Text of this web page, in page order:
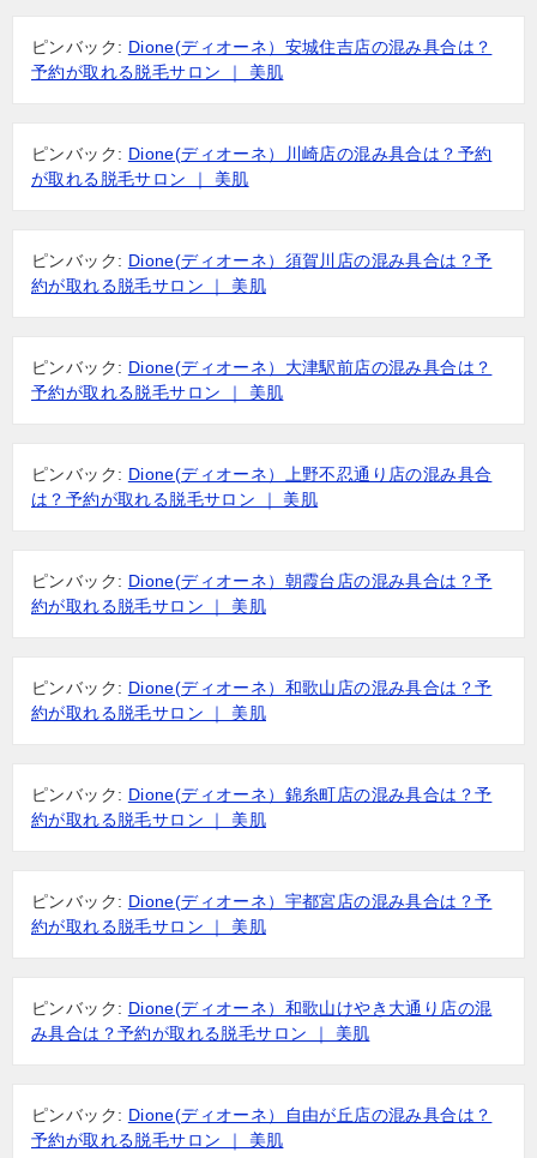
ピンバック: Dione(ディオーネ）安城住吉店の混み具合は？
予約が取れる脱毛サロン ｜ 美肌
ピンバック: Dione(ディオーネ）川崎店の混み具合は？予約
が取れる脱毛サロン ｜ 美肌
ピンバック: Dione(ディオーネ）須賀川店の混み具合は？予
約が取れる脱毛サロン ｜ 美肌
ピンバック: Dione(ディオーネ）大津駅前店の混み具合は？
予約が取れる脱毛サロン ｜ 美肌
ピンバック: Dione(ディオーネ）上野不忍通り店の混み具合
は？予約が取れる脱毛サロン ｜ 美肌
ピンバック: Dione(ディオーネ）朝霞台店の混み具合は？予
約が取れる脱毛サロン ｜ 美肌
ピンバック: Dione(ディオーネ）和歌山店の混み具合は？予
約が取れる脱毛サロン ｜ 美肌
ピンバック: Dione(ディオーネ）錦糸町店の混み具合は？予
約が取れる脱毛サロン ｜ 美肌
ピンバック: Dione(ディオーネ）宇都宮店の混み具合は？予
約が取れる脱毛サロン ｜ 美肌
ピンバック: Dione(ディオーネ）和歌山けやき大通り店の混
み具合は？予約が取れる脱毛サロン ｜ 美肌
ピンバック: Dione(ディオーネ）自由が丘店の混み具合は？
予約が取れる脱毛サロン ｜ 美肌